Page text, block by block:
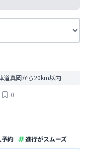
道真岡から20km以内
0
予約 進行がスムーズ